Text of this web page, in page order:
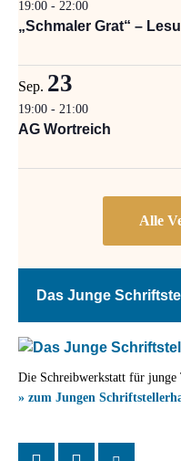
19:00 - 22:00
„Schmaler Grat“ –
Sep. 23
19:00 - 21:00
AG Wortreich
Das Junge
Die Schreibwerkstatt für junge
» zum Jungen